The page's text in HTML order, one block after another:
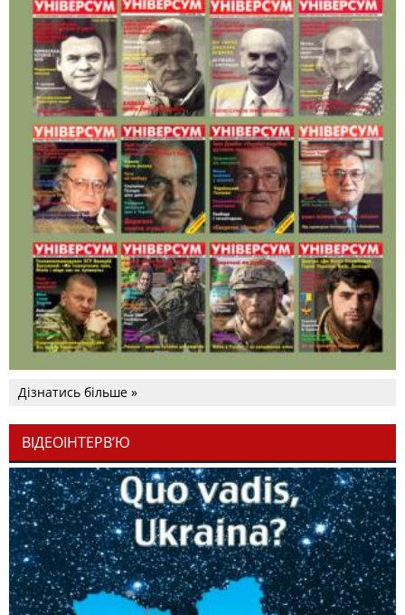
Дізнатись більше »
ВІДЕОІНТЕРВ’Ю